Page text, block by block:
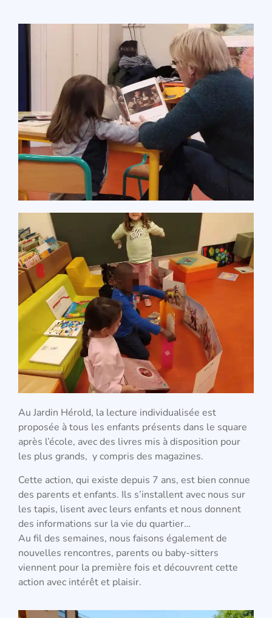
Au Jardin Hérold, la lecture individualisée est
proposée à tous les enfants présents dans le square
après l’école, avec des livres mis à disposition pour
les plus grands, y compris des magazines.
Cette action, qui existe depuis 7 ans, est bien connue
des parents et enfants. Ils s’installent avec nous sur
les tapis, lisent avec leurs enfants et nous donnent
des informations sur la vie du quartier…
Au fil des semaines, nous faisons également de
nouvelles rencontres, parents ou baby-sitters
viennent pour la première fois et découvrent cette
action avec intérêt et plaisir.